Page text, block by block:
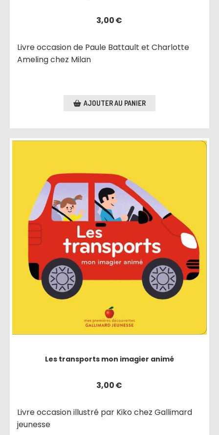
3,00€
Livre occasion de Paule Battault et Charlotte
Ameling chez Milan
AJOUTER AU PANIER
Les transports mon imagier animé
3,00€
Livre occasion illustré par Kiko chez Gallimard
jeunesse